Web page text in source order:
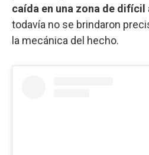
caída en una zona de difícil
todavía no se brindaron
la mecánica del hecho.